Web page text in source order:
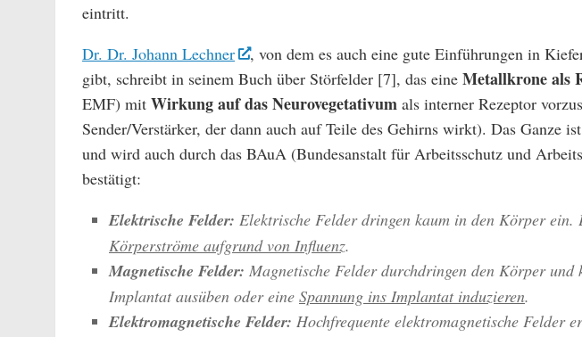
eintritt.
Dr. Dr. Johann Lechner
, von dem es auch eine gute Einführungen in
gibt, schreibt in seinem Buch über Störfelder [7], das eine Metallkrone als
EMF) mit Wirkung auf das Neurovegetativum als interner Rezeptor
Sender/Verstärker, der dann auch auf Teile des Gehirns wirkt). Das Ganze
und wird auch durch das BAuA (Bundesanstalt für Arbeitsschutz und
bestätigt:
Elektrische Felder: Elektrische Felder dringen kaum in den Körper ein.
Körperströme aufgrund von Influenz.
Magnetische Felder: Magnetische Felder durchdringen den Körper
Implantat ausüben oder eine Spannung ins Implantat induzieren.
Elektromagnetische Felder: Hochfrequente elektromagnetische Felder